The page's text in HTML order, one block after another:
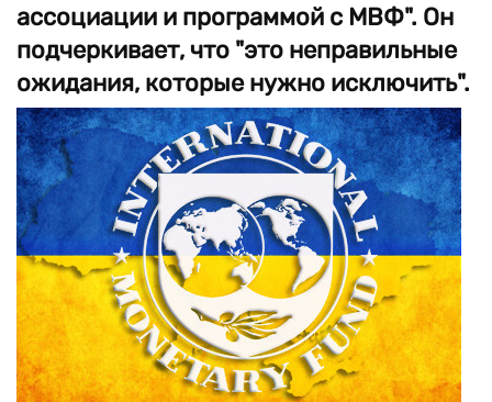
ассоциации и программой с МВФ". Он
подчеркивает, что "это неправильные
ожидания, которые нужно исключить".